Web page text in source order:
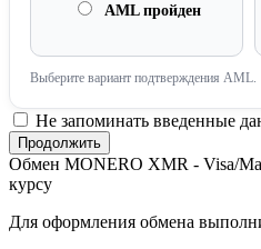
AML пройден
Выберите вариант подтверждения AML.
Не запоминать введенные
Обмен MONERO XMR - Visa/
курсу
Для оформления обмена